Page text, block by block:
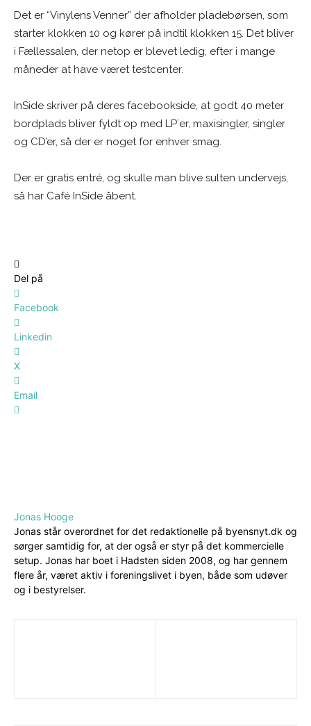
Det er “Vinylens Venner” der afholder pladebørsen, som
starter klokken 10 og kører på indtil klokken 15. Det bliver
i Fællessalen, der netop er blevet ledig, efter i mange
måneder at have været testcenter.
InSide skriver på deres facebookside, at godt 40 meter
bordplads bliver fyldt op med LP´er, maxisingler, singler
og CD’er, så der er noget for enhver smag.
Der er gratis entré, og skulle man blive sulten undervejs,
så har Café InSide åbent.
Del på
Facebook
Linkedin
X
Email
Jonas Hooge
Jonas står overordnet for det redaktionelle på byensnyt.dk og
sørger samtidig for, at der også er styr på det kommercielle
setup. Jonas har boet i Hadsten siden 2008, og har gennem
flere år, været aktiv i foreningslivet i byen, både som udøver
og i bestyrelser.